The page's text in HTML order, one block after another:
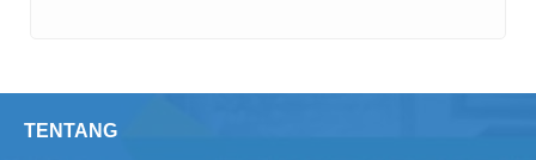
TENTANG